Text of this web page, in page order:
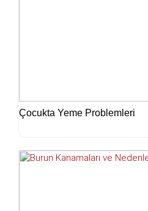
Çocukta Yeme Problemleri